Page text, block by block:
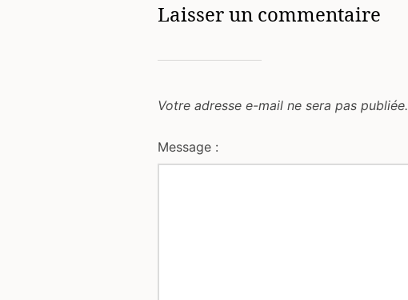
Laisser un commentaire
Votre adresse e-mail ne sera pas publiée.
Message :